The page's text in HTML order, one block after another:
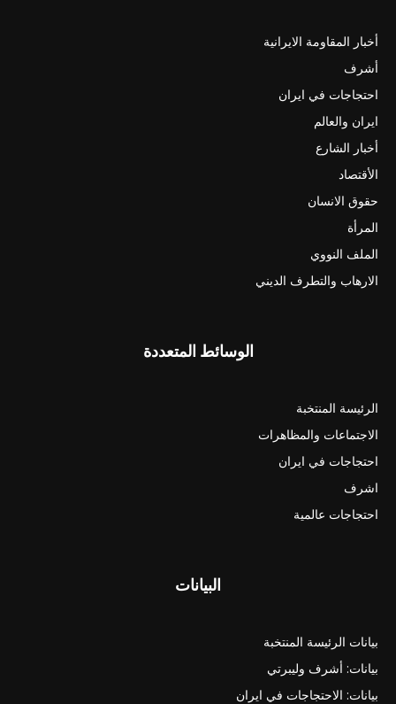
أخبار المقاومة الايرانية
أشرف
احتجاجات في ايران
ايران والعالم
أخبار الشارع
الأقتصاد
حقوق الانسان
المرأة
الملف النووي
الارهاب والتطرف الديني
الوسائط المتعددة
الرئيسة المنتخبة
الاجتماعات والمظاهرات
احتجاجات في ايران
اشرف
احتجاجات عالمية
البيانات
بيانات الرئيسة المنتخبة
بيانات: أشرف وليبرتي
بيانات: الاحتجاجات في ايران